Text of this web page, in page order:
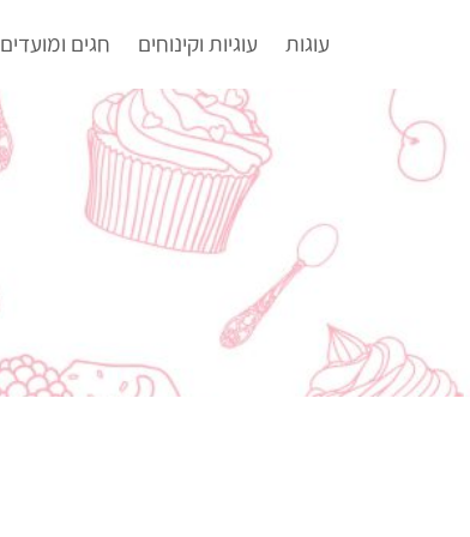
עוגות עוגיות וקינוחים חגים ומועדים